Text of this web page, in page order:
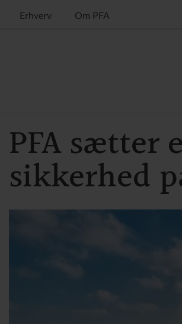
Erhverv Om PFA
PFA sætter
sikkerhed